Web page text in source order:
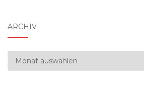
ARCHIV
Archiv